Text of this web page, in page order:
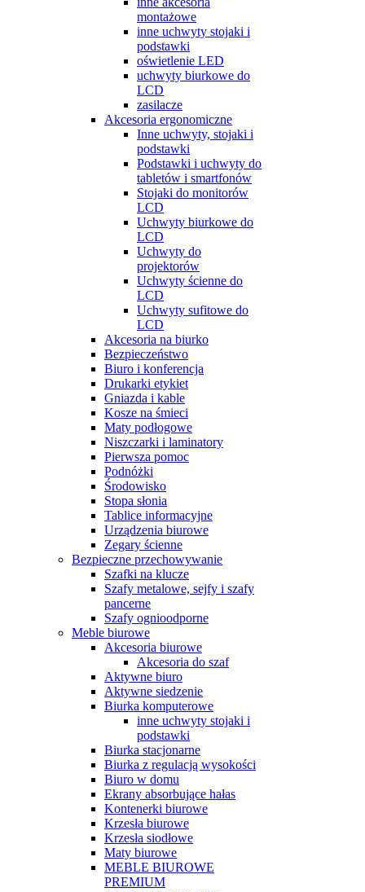
montażowe
inne uchwyty stojaki i
podstawki
oświetlenie LED
uchwyty biurkowe do
LCD
zasilacze
Akcesoria ergonomiczne
Inne uchwyty, stojaki i
podstawki
Podstawki i uchwyty do
tabletów i smartfonów
Stojaki do monitorów
LCD
Uchwyty biurkowe do
LCD
Uchwyty do
projektorów
Uchwyty ścienne do
LCD
Uchwyty sufitowe do
LCD
Akcesoria na biurko
Bezpieczeństwo
Biuro i konferencja
Drukarki etykiet
Gniazda i kable
Kosze na śmieci
Maty podłogowe
Niszczarki i laminatory
Pierwsza pomoc
Podnóżki
Środowisko
Stopa słonia
Tablice informacyjne
Urządzenia biurowe
Zegary ścienne
Bezpieczne przechowywanie
Szafki na klucze
Szafy metalowe, sejfy i szafy
pancerne
Szafy ognioodporne
Meble biurowe
Akcesoria biurowe
Akcesoria do szaf
Aktywne biuro
Aktywne siedzenie
Biurka komputerowe
inne uchwyty stojaki i
podstawki
Biurka stacjonarne
Biurka z regulacją wysokości
Biuro w domu
Ekrany absorbujące hałas
Kontenerki biurowe
Krzesła biurowe
Krzesła siodłowe
Maty biurowe
MEBLE BIUROWE
PREMIUM